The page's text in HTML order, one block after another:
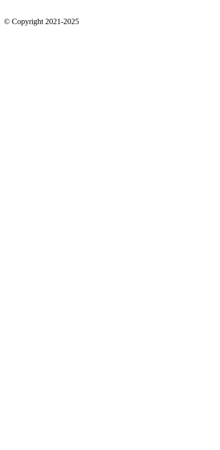
© Copyright 2021-2025